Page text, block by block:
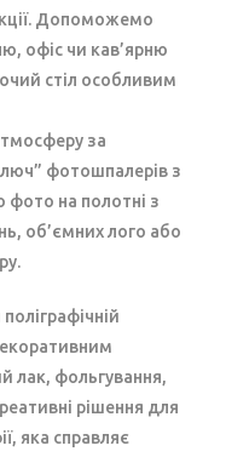
Допоможемо
офіс чи кав’ярню
стіл особливим
за
фотошпалерів з
на полотні з
об’ємних лого або
лак, фольгування,
рішення для
яка справляє